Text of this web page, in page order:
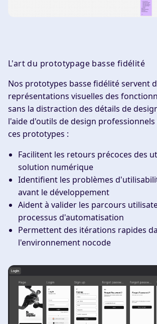
L'art du prototypage basse fidélité
Nos prototypes basse fidélité servent
représentations visuelles des
sans la distraction des détails de
l'aide d'outils de design professionnels
ces prototypes :
Facilitent les retours précoces des
solution numérique
Identifient les problèmes
avant le développement
Aident à valider les parcours
processus d'automatisation
Permettent des itérations rapides
l'environnement nocode